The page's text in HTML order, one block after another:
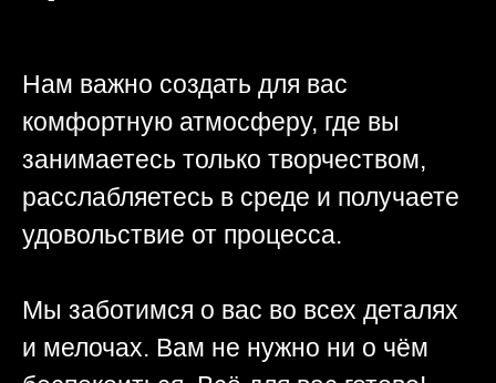
Нам важно создать для вас
комфортную атмосферу, где вы
занимаетесь только творчеством,
расслабляетесь в среде и получаете
удовольствие от процесса.
Мы заботимся о вас во всех деталях
и мелочах. Вам не нужно ни о чём